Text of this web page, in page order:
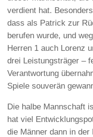
verdient hat.
dass als Patrick zur
berufen wurde, und
Herren 1 auch Lorenz
drei Leistungsträger –
Verantwortung
Spiele souverän
Die halbe Mannschaft
hat viel
die Männer dann in der